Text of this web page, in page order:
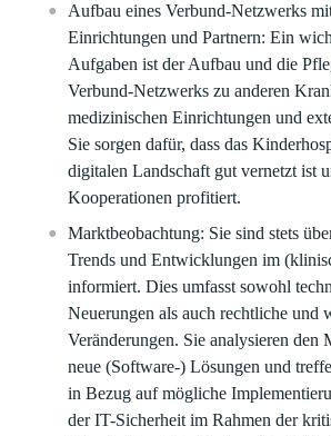
Aufbau eines Verbund-Netzwerks
Einrichtungen und Partnern:Ein
Aufgaben ist der Aufbau und die
Verbund-Netzwerks zu anderen
medizinischen Einrichtungen und
Sie sorgen dafür, dass das
digitalen Landschaft gut vernetzt ist
Kooperationen profitiert.
Marktbeobachtung: Sie sind stets
Trends und Entwicklungen im
informiert. Dies umfasst sowohl
Neuerungen als auch rechtliche und
Veränderungen. Sie analysieren den
neue (Software-) Lösungen und
in Bezug auf mögliche
der IT-Sicherheit im Rahmen der